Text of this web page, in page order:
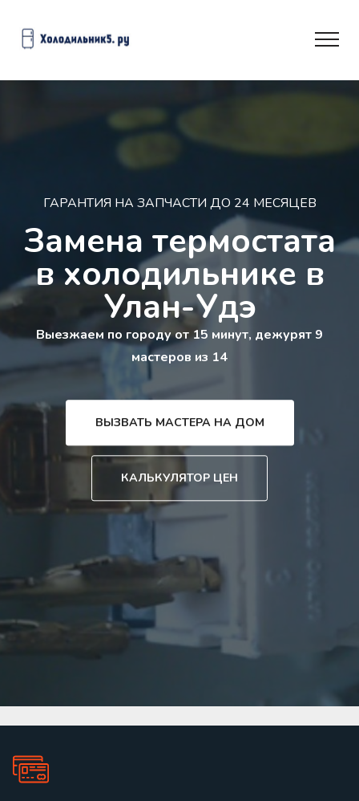
ГАРАНТИЯ НА ЗАПЧАСТИ ДО 24 МЕСЯЦЕВ
Замена термостата
в холодильнике в
Улан-Удэ
Выезжаем по городу от 15 минут, дежурят 9
мастеров из 14
ВЫЗВАТЬ МАСТЕРА НА ДОМ
КАЛЬКУЛЯТОР ЦЕН